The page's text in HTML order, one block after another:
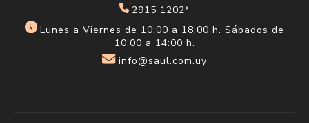
2915 1202*
Lunes a Viernes de 10:00 a 18:00 h. Sábados de
10:00 a 14:00 h.
info@saul.com.uy